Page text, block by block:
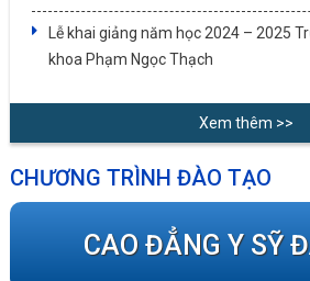
Lễ khai giảng năm học 2024 – 2025
khoa Phạm Ngọc Thạch
Xem thêm >>
CHƯƠNG TRÌNH ĐÀO TẠO
CAO ĐẲNG Y SỸ